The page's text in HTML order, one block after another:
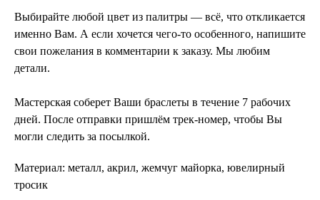
Выбирайте любой цвет из палитры — всё, что откликается
именно Вам. А если хочется чего-то особенного, напишите
свои пожелания в комментарии к заказу. Мы любим
детали.
Мастерская соберет Ваши браслеты в течение 7 рабочих
дней. После отправки пришлём трек-номер, чтобы Вы
могли следить за посылкой.
Материал: металл, акрил, жемчуг майорка, ювелирный
тросик